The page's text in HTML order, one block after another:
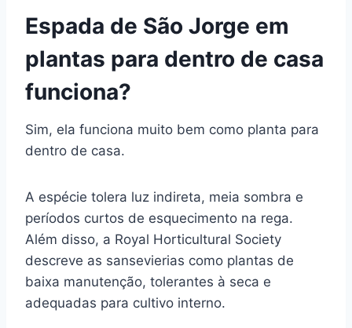
Espada de São Jorge em
plantas para dentro de casa
funciona?
Sim, ela funciona muito bem como planta para
dentro de casa.
A espécie tolera luz indireta, meia sombra e
períodos curtos de esquecimento na rega.
Além disso, a Royal Horticultural Society
descreve as sansevierias como plantas de
baixa manutenção, tolerantes à seca e
adequadas para cultivo interno.